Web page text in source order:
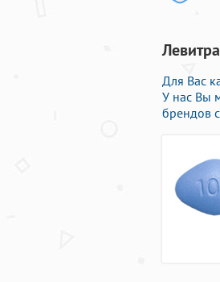
Для Вас
У нас Вы
брендов